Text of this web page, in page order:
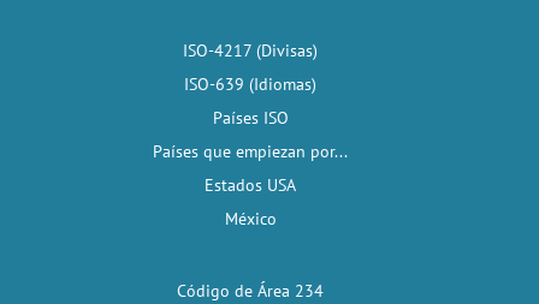
ISO-4217 (Divisas)
ISO-639 (Idiomas)
Países ISO
Países que empiezan por...
Estados USA
México
Código de Área 234